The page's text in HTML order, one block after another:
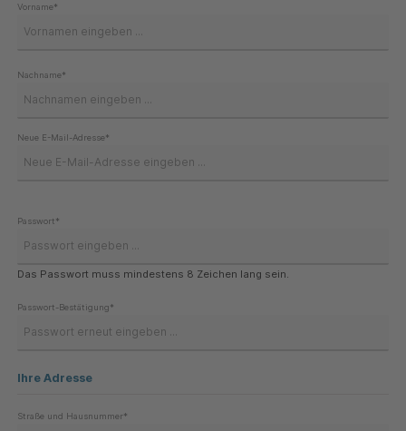
Vorname*
Nachname*
Neue E-Mail-Adresse*
Passwort*
Das Passwort muss mindestens 8 Zeichen lang sein.
Passwort-Bestätigung*
Ihre Adresse
Straße und Hausnummer*